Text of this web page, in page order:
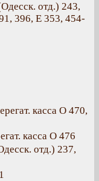
отд.) 243,
396, Е 353, 454-
касса О 470,
касса О 476
отд.) 237,